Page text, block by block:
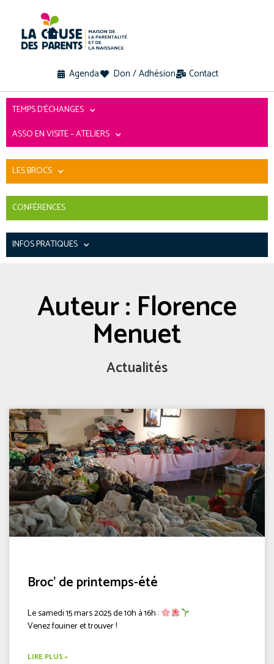
Agenda Don / Adhésion Contact
TEMPS D’ÉCHANGES
ASSO EN VISITE – ATELIERS
LES BROCS
CONFÉRENCES
INFOS PRATIQUES
Auteur : Florence
Menuet
Actualités
Broc’ de printemps-été
Le samedi 15 mars 2025 de 10h à 16h :
Venez fouiner et trouver !
LIRE PLUS »